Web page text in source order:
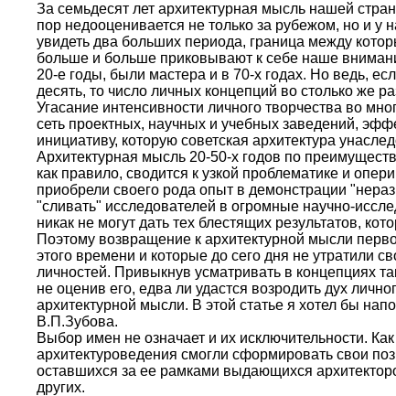
За семьдесят лет архитектурная мысль нашей
пор недооценивается не только за рубежом, но и у
увидеть два больших периода, граница между
больше и больше приковывают к себе наше
20-е годы, были мастера и в 70-х годах. Но ведь,
десять, то число личных концепций во столько же
Угасание интенсивности личного творчества во
сеть проектных, научных и учебных заведений,
инициативу, которую советская архитектура
Архитектурная мысль 20-50-х годов по
как правило, сводится к узкой проблематике и
приобрели своего рода опыт в демонстрации
"сливать" исследователей в огромные научно-
никак не могут дать тех блестящих результатов,
Поэтому возвращение к архитектурной мысли
этого времени и которые до сего дня не утратили
личностей. Привыкнув усматривать в концепциях
не оценив его, едва ли удастся возродить дух
архитектурной мысли. В этой статье я хотел бы
В.П.Зубова.
Выбор имен не означает и их исключительности.
архитектуроведения смогли сформировать свои
оставшихся за ее рамками выдающихся
других.